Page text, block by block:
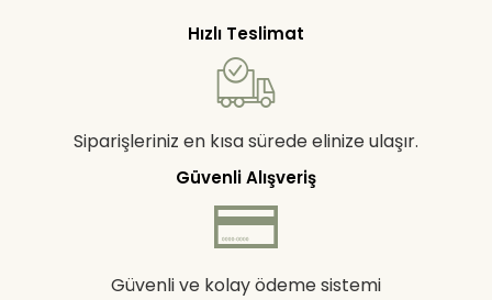
Hızlı Teslimat
Siparişleriniz en kısa sürede elinize ulaşır.
Güvenli Alışveriş
Güvenli ve kolay ödeme sistemi